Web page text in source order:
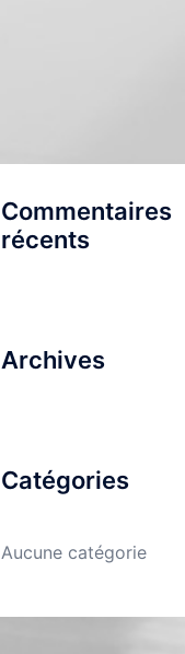
Commentaires
récents
Archives
Catégories
Aucune catégorie